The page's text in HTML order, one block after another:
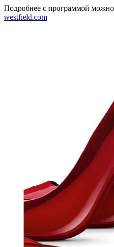
Подробнее с программой можно
westfield.com